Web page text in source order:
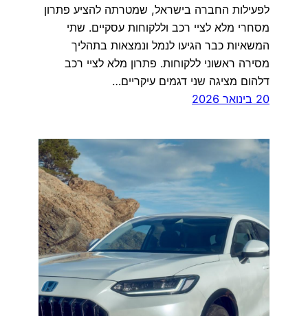
לפעילות החברה בישראל, שמטרתה להציע פתרון
מסחרי מלא לציי רכב וללקוחות עסקיים. שתי
המשאיות כבר הגיעו לנמל ונמצאות בתהליך
מסירה ראשוני ללקוחות. פתרון מלא לציי רכב
דלהום מציגה שני דגמים עיקריים…
20 בינואר 2026